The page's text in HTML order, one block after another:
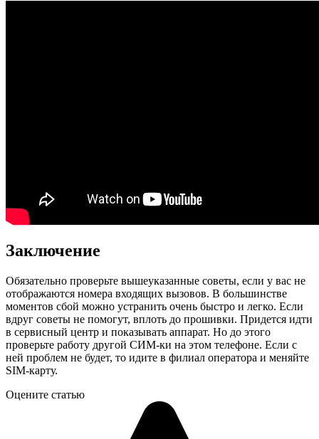
Заключение
Обязательно проверьте вышеуказанные советы, если у вас не
отображаются номера входящих вызовов. В большинстве
моментов сбой можно устранить очень быстро и легко. Если
вдруг советы не помогут, вплоть до прошивки. Придется идти
в сервисный центр и показывать аппарат. Но до этого
проверьте работу другой СИМ-ки на этом телефоне. Если с
ней проблем не будет, то идите в филиал оператора и меняйте
SIM-карту.
Оцените статью